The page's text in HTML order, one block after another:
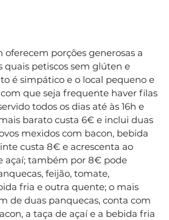
porções generosas a
quais petiscos sem glúten e
é simpático e o local pequeno e
que seja frequente haver filas
todos os dias até às 16h e
barato custa 6€ e inclui duas
mexidos com bacon, bebida
custa 8€ e acrescenta ao
açaí; também por 8€ pode
feijão, tomate,
fria e outra quente; o mais
de duas panquecas, conta com
a taça de açaí e a bebida fria